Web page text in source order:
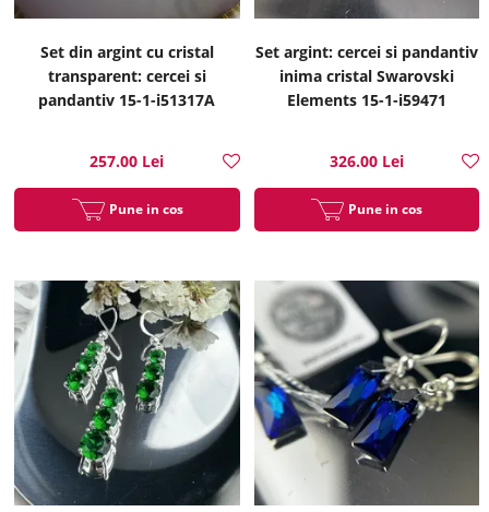
Set din argint cu cristal
transparent: cercei si
pandantiv 15-1-i51317A
257.00 Lei
Pune in cos
Set argint: cercei si pandantiv
inima cristal Swarovski
Elements 15-1-i59471
326.00 Lei
Pune in cos